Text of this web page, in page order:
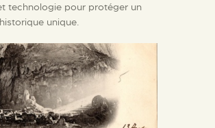
technologie pour protéger un
unique.